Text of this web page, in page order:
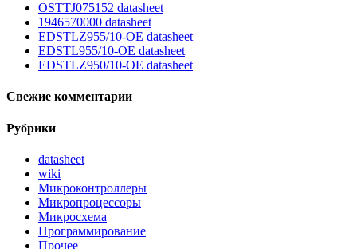
OSTTJ075152 datasheet
1946570000 datasheet
EDSTLZ955/10-OE datasheet
EDSTL955/10-OE datasheet
EDSTLZ950/10-OE datasheet
Свежие комментарии
Рубрики
datasheet
wiki
Микроконтроллеры
Микропроцессоры
Микросхема
Программирование
Прочее